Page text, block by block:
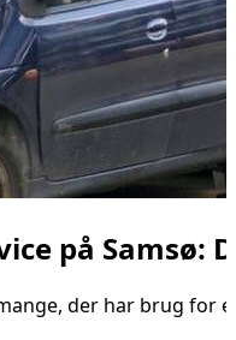
på Samsø:
der har brug